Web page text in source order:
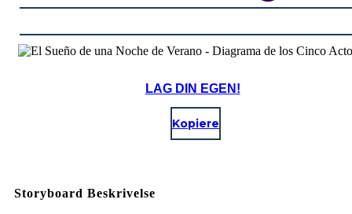
LAG DIN EGEN!
Kopiere
Storyboard Beskrivelse